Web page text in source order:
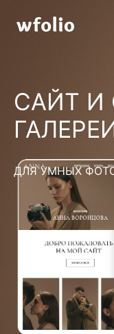
САЙТ И
ДЛЯ УМНЫХ